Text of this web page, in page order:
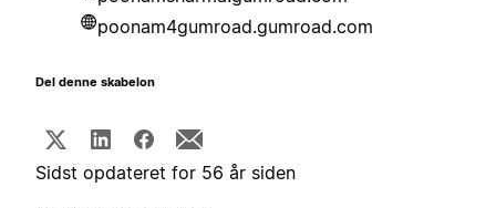
poonam4gumroad.gumroad.com
Del denne skabelon
Sidst opdateret for 56 år siden